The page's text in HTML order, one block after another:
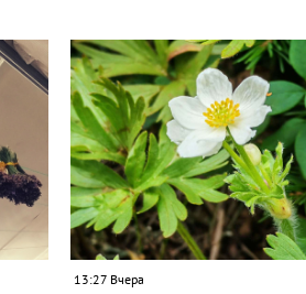
13:27 Вчера